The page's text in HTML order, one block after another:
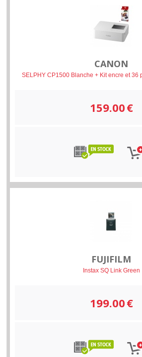
CANON
SELPHY CP1500 Blanche + Kit encre et 36
159.00€
FUJIFILM
Instax SQ Link Green
199.00€